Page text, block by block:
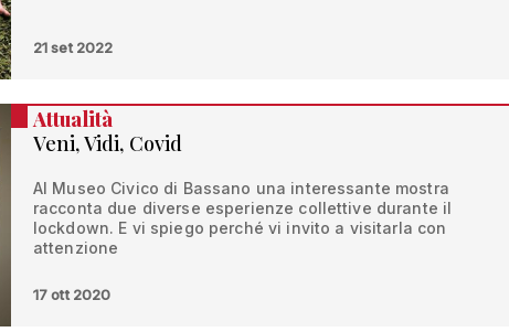
21 set 2022
Attualità
Veni, Vidi, Covid
Al Museo Civico di Bassano una interessante mostra
racconta due diverse esperienze collettive durante il
lockdown. E vi spiego perché vi invito a visitarla con
attenzione
17 ott 2020